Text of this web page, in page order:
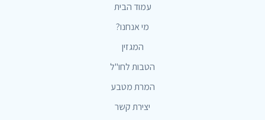
עמוד הבית
מי אנחנו?
המגזין
הטבות לחו"ל
המרת מטבע
יצירת קשר